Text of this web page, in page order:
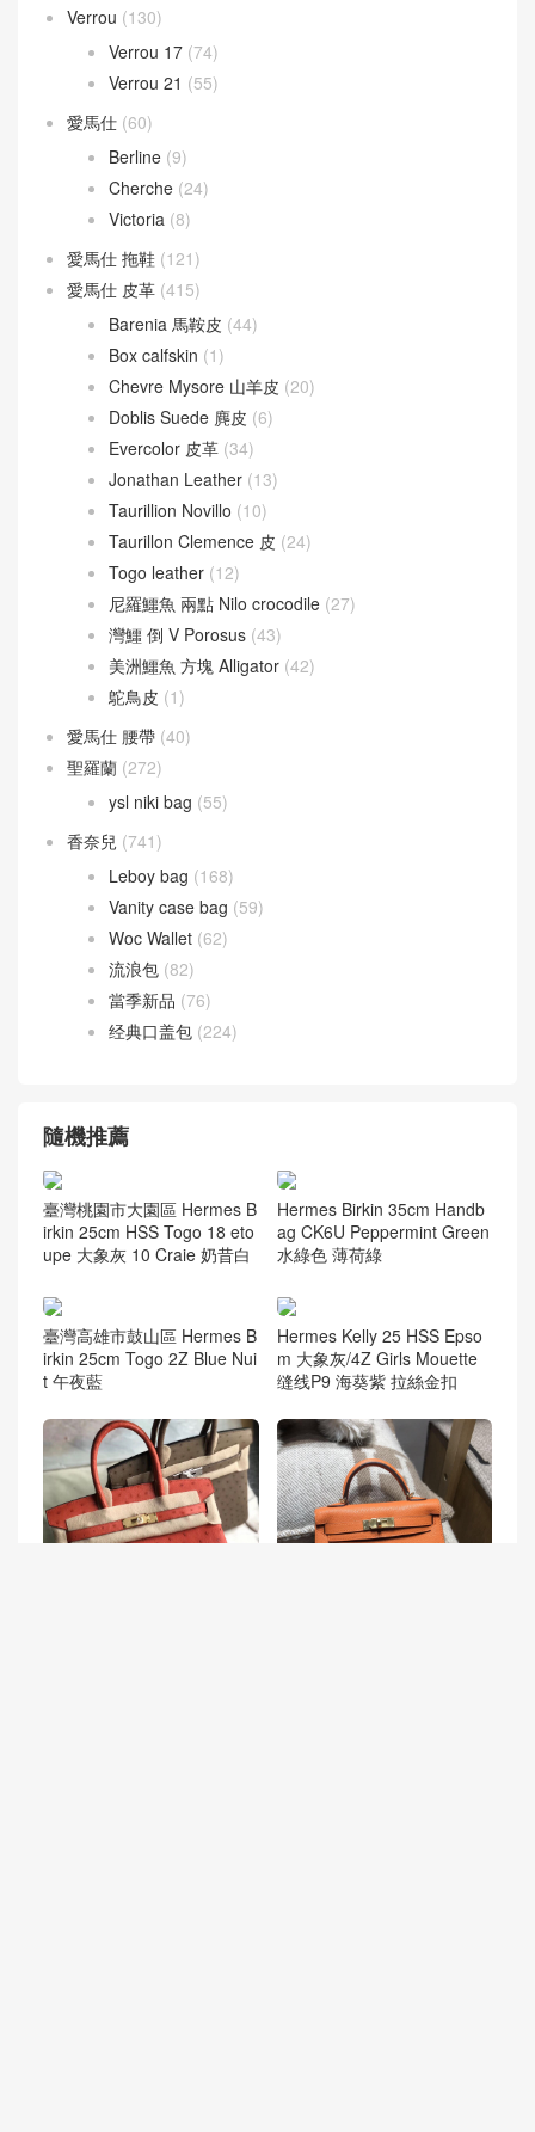
Verrou (130)
Verrou 17 (74)
Verrou 21 (55)
愛馬仕 (60)
Berline (9)
Cherche (24)
Victoria (8)
愛馬仕 拖鞋 (121)
愛馬仕 皮革 (415)
Barenia 馬鞍皮 (44)
Box calfskin (1)
Chevre Mysore 山羊皮 (20)
Doblis Suede 麂皮 (6)
Evercolor 皮革 (34)
Jonathan Leather (13)
Taurillion Novillo (10)
Taurillon Clemence 皮 (24)
Togo leather (12)
尼羅鱷魚 兩點 Nilo crocodile (27)
灣鱷 倒 V Porosus (43)
美洲鱷魚 方塊 Alligator (42)
鴕鳥皮 (1)
愛馬仕 腰帶 (40)
聖羅蘭 (272)
ysl niki bag (55)
香奈兒 (741)
Leboy bag (168)
Vanity case bag (59)
Woc Wallet (62)
流浪包 (82)
當季新品 (76)
经典口盖包 (224)
隨機推薦
臺灣桃園市大園區 Hermes B
irkin 25cm HSS Togo 18 eto
upe 大象灰 10 Craie 奶昔白
Hermes Birkin 35cm Handb
ag CK6U Peppermint Green
水綠色 薄荷綠
臺灣高雄市鼓山區 Hermes B
irkin 25cm Togo 2Z Blue Nui
t 午夜藍
Hermes Kelly 25 HSS Epso
m 大象灰/4Z Girls Mouette
缝线P9 海葵紫 拉絲金扣